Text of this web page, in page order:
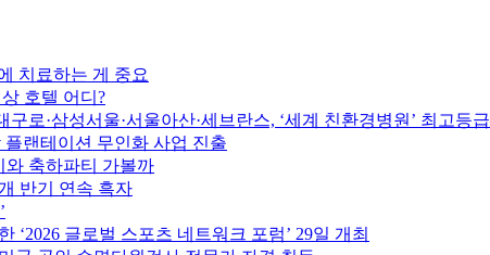
치료하는 게 중요
호텔 어디?
로·삼성서울·서울아산·세브란스, ‘세계 친환경병원’ 최고등급
랜테이션 무인화 사업 진출
축하파티 가볼까
반기 연속 흑자
‘2026 글로벌 스포츠 네트워크 포럼’ 29일 개최